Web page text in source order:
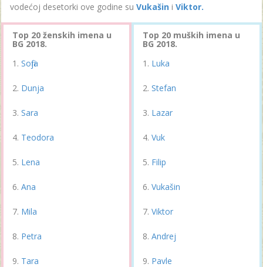
vodećoj desetorki ove godine su Vukašin i Viktor.
Top 20 ženskih imena u
BG 2018.
Sofija
Dunja
Sara
Teodora
Lena
Ana
Mila
Petra
Tara
Top 20 muških imena u
BG 2018.
Luka
Stefan
Lazar
Vuk
Filip
Vukašin
Viktor
Andrej
Pavle